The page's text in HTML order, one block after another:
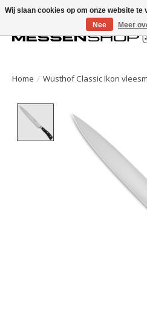
Home / Wusthof Classic Ikon
Wij slaan cookies op om onze website
Nee
Meer